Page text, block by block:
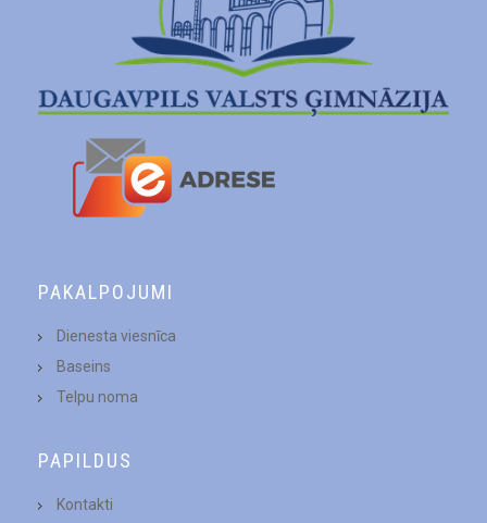
PAKALPOJUMI
Dienesta viesnīca
Baseins
Telpu noma
PAPILDUS
Kontakti